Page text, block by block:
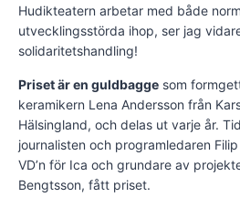
Hudikteatern arbetar med både
utvecklingsstörda ihop, ser jag
solidaritetshandling!
Priset är en guldbagge som
keramikern Lena Andersson från
Hälsingland, och delas ut varje år.
journalisten och programledaren
VD’n för Ica och grundare av
Bengtsson, fått priset.